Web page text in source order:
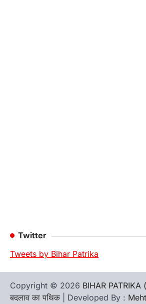
Twitter
Tweets by Bihar Patrika
Copyright © 2026 BIHAR PATRIKA
बदलाव का पथिक | Developed By :